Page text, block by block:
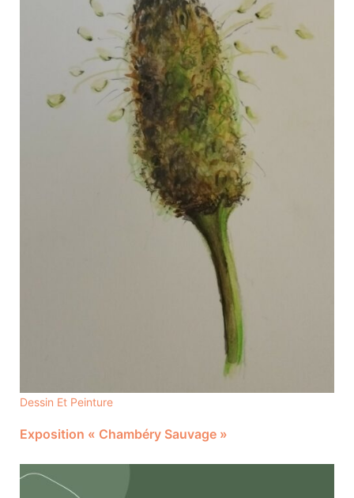
Dessin Et Peinture
Exposition « Chambéry Sauvage »